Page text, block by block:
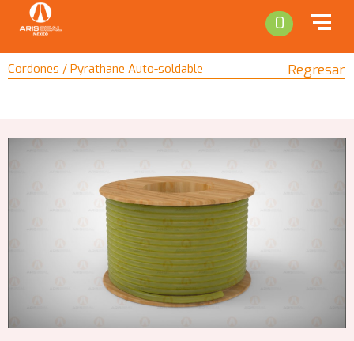
0
Cordones / Pyrathane Auto-soldable Regresar